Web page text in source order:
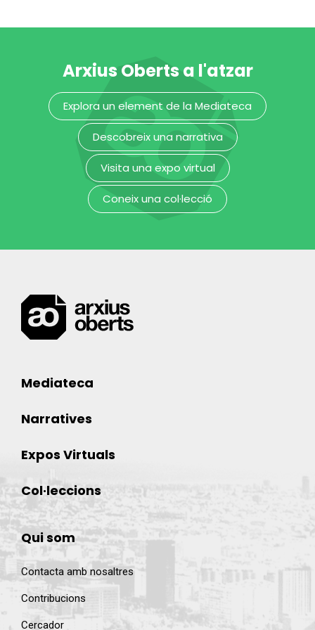
Spiro)
Arxius Oberts a l'atzar
Explora un element de la Mediateca
Descobreix una narrativa
Visita una expo virtual
Coneix una col·lecció
Mediateca
Narratives
Expos Virtuals
Col·leccions
Qui som
Contacta amb nosaltres
Contribucions
Cercador